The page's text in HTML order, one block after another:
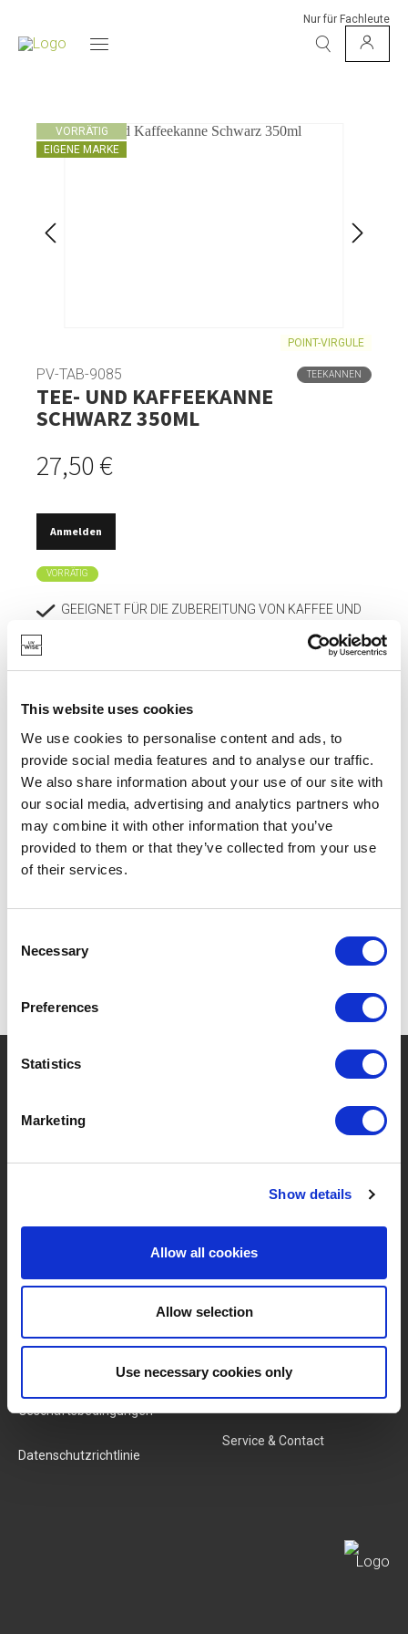
This website uses cookies
We use cookies to personalise content and ads, to
provide social media features and to analyse our traffic.
We also share information about your use of our site with
our social media, advertising and analytics partners who
may combine it with other information that you’ve
provided to them or that they’ve collected from your use
of their services.
Selection
Necessary
Preferences
Statistics
Marketing
Show details
Allow all cookies
Allow selection
Use necessary cookies only
Nur für Fachleute
VORRÄTIG
EIGENE MARKE
POINT-VIRGULE
PV-TAB-9085 TEEKANNEN
TEE- UND KAFFEEKANNE
SCHWARZ 350ML
27,50 €
Anmelden
VORRÄTIG
GEEIGNET FÜR DIE ZUBEREITUNG VON KAFFEE UND
HERGESTELLT AUS HOCHWERTIGEM EDELSTAHL, IN
IDEAL FÜR DIE VERWENDUNG ZUSAMMEN MIT EINER
POUR OVER KAFFEEBEREITER.
SPÜLMASCHINENFEST.
SPEZIFIKATIONEN
? Brauchen Sie Hilfe?
Unser Team
SERVICES
Allgemeine
Geschäftsbedingungen
Datenschutzrichtlinie
MY LIVWISE-PRO LOGIN
Login
Service & Contact